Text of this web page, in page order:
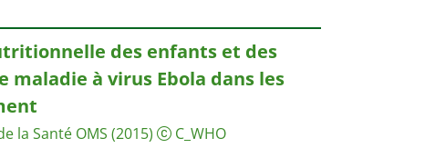
des enfants et des
à virus Ebola dans les
la Santé OMS (2015) C_WHO